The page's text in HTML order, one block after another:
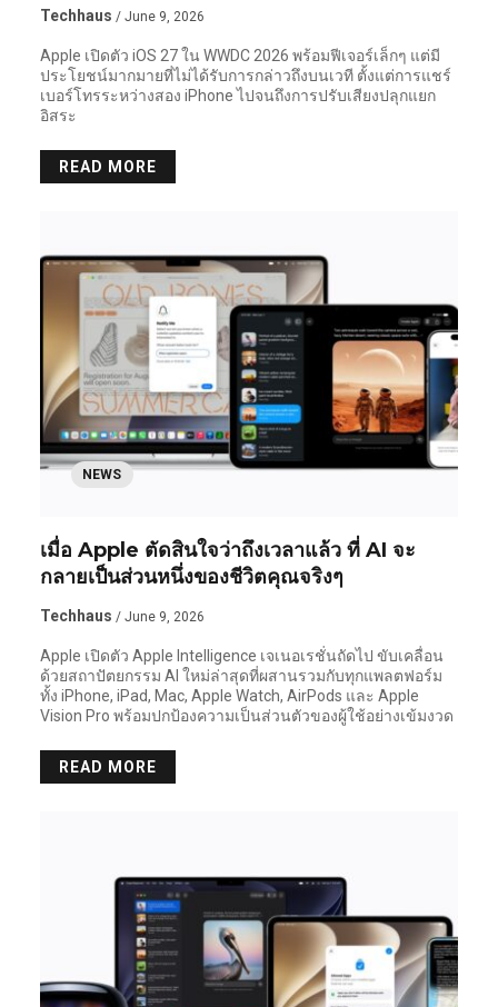
Techhaus / June 9, 2026
Apple เปิดตัว iOS 27 ใน WWDC 2026 พร้อมฟีเจอร์เล็กๆ แต่มี
ประโยชน์มากมายที่ไม่ได้รับการกล่าวถึงบนเวที ตั้งแต่การแชร์
เบอร์โทรระหว่างสอง iPhone ไปจนถึงการปรับเสียงปลุกแยก
อิสระ
READ MORE
NEWS
เมื่อ Apple ตัดสินใจว่าถึงเวลาแล้ว ที่ AI จะ
กลายเป็นส่วนหนึ่งของชีวิตคุณจริงๆ
Techhaus / June 9, 2026
Apple เปิดตัว Apple Intelligence เจเนอเรชั่นถัดไป ขับเคลื่อน
ด้วยสถาปัตยกรรม AI ใหม่ล่าสุดที่ผสานรวมกับทุกแพลตฟอร์ม
ทั้ง iPhone, iPad, Mac, Apple Watch, AirPods และ Apple
Vision Pro พร้อมปกป้องความเป็นส่วนตัวของผู้ใช้อย่างเข้มงวด
READ MORE